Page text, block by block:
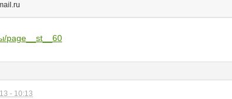
page__st__60
- 10:13